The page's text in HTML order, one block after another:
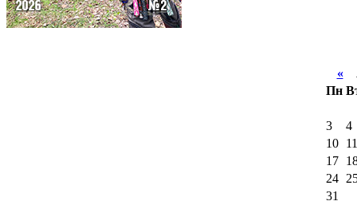
«
Пн
3
4
10
11
17
24
31